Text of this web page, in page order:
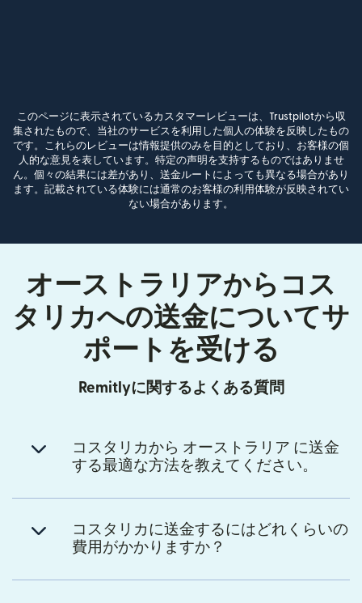
このページに表示されているカスタマーレビューは、Trustpilotから収
集されたもので、当社のサービスを利用した個人の体験を反映したもの
です。これらのレビューは情報提供のみを目的としており、お客様の個
人的な意見を表しています。特定の声明を支持するものではありませ
ん。個々の結果には差があり、送金ルートによっても異なる場合があり
ます。記載されている体験には通常のお客様の利用体験が反映されてい
ない場合があります。
オーストラリアからコス
タリカへの送金についてサ
ポートを受ける
Remitlyに関するよくある質問
コスタリカから オーストラリア に送金
する最適な方法を教えてください。
コスタリカに送金するにはどれくらいの
費用がかかりますか？